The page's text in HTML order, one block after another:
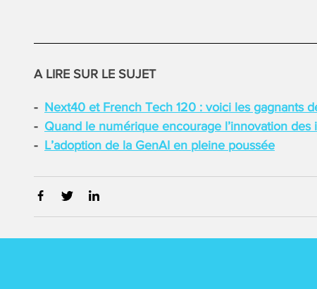
A LIRE SUR LE SUJET
Next40 et French Tech 120 : voici les gagnants
Quand le numérique encourage l’innovation des
L’adoption de la GenAI en pleine poussée